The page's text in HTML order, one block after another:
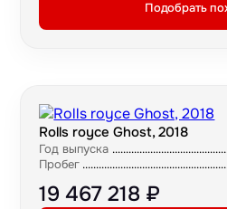
Подобрать
Rolls royce Ghost, 2018
Год выпуска
Пробег
19 467 218 ₽